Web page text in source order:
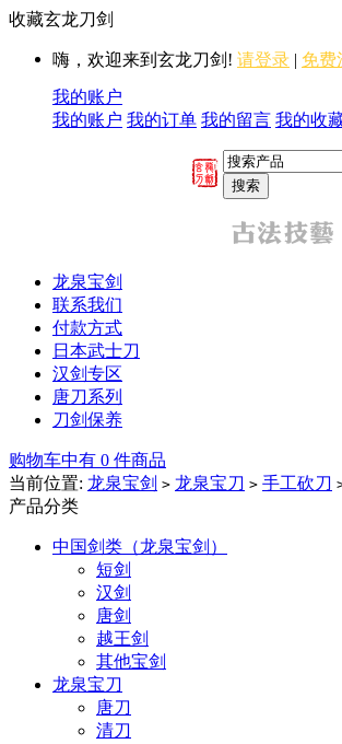
收藏玄龙刀剑
嗨，欢迎来到玄龙刀剑! 请登录 | 免费
我的账户
我的账户 我的订单 我的留言 我的收
龙泉宝剑
联系我们
付款方式
日本武士刀
汉剑专区
唐刀系列
刀剑保养
购物车中有 0 件商品
当前位置: 龙泉宝剑 > 龙泉宝刀 > 手工砍刀
产品分类
中国剑类（龙泉宝剑）
短剑
汉剑
唐剑
越王剑
其他宝剑
龙泉宝刀
唐刀
清刀